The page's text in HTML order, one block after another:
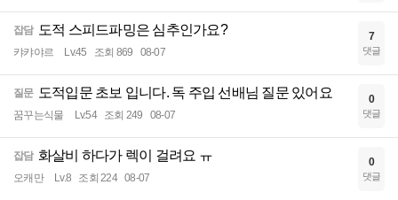
잡담 도적 스피드파밍은 심추인가요?
캬캬야르 Lv.45 조회 869 08-07
7
댓글
질문 도적입문 초보 입니다. 독 주입 선배님 질문 있어요
꿈꾸는식물 Lv.54 조회 249 08-07
0
댓글
잡담 화살비 하다가 렉이 걸려요 ㅠ
오캐만 Lv.8 조회 224 08-07
0
댓글